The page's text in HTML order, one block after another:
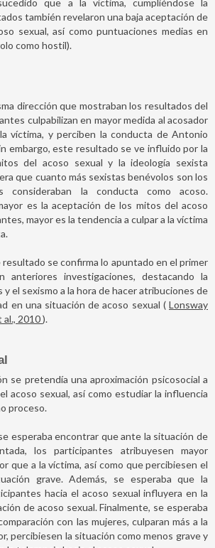
también revelaron una baja aceptación de
sexual, así como puntuaciones medias en
como hostil).
dirección que mostraban los resultados del
culpabilizan en mayor medida al acosador
víctima, y perciben la conducta de Antonio
embargo, este resultado se ve influido por la
del acoso sexual y la ideología sexista
que cuanto más sexistas benévolos son los
consideraban la conducta como acoso.
es la aceptación de los mitos del acoso
mayor es la tendencia a culpar a la víctima
se confirma lo apuntado en el primer
anteriores investigaciones, destacando la
el sexismo a la hora de hacer atribuciones de
en una situación de acoso sexual ( Lonsway
al., 2010).
se pretendía una aproximación psicosocial a
acoso sexual, así como estudiar la influencia
proceso.
esperaba encontrar que ante la situación de
los participantes atribuyesen mayor
que a la víctima, así como que percibiesen el
grave. Además, se esperaba que la
hacia el acoso sexual influyera en la
de acoso sexual. Finalmente, se esperaba
con las mujeres, culparan más a la
percibiesen la situación como menos grave y